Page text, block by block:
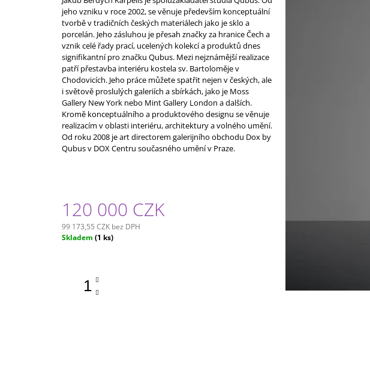
jeho vzniku v roce 2002, se věnuje především konceptuální
tvorbě v tradičních českých materiálech jako je sklo a
porcelán. Jeho zásluhou je přesah značky za hranice Čech a
vznik celé řady prací, ucelených kolekcí a produktů dnes
signifikantní pro značku Qubus. Mezi nejznámější realizace
patří přestavba interiéru kostela sv. Bartoloměje v
Chodovicích. Jeho práce můžete spatřit nejen v českých, ale
i světově proslulých galeriích a sbírkách, jako je Moss
Gallery New York nebo Mint Gallery London a dalších.
Kromě konceptuálního a produktového designu se věnuje
realizacím v oblasti interiéru, architektury a volného umění.
Od roku 2008 je art directorem galerijního obchodu Dox by
Qubus v DOX Centru současného umění v Praze.
120 000 CZK
99 173,55 CZK bez DPH
Měrná
Skladem (1 ks)